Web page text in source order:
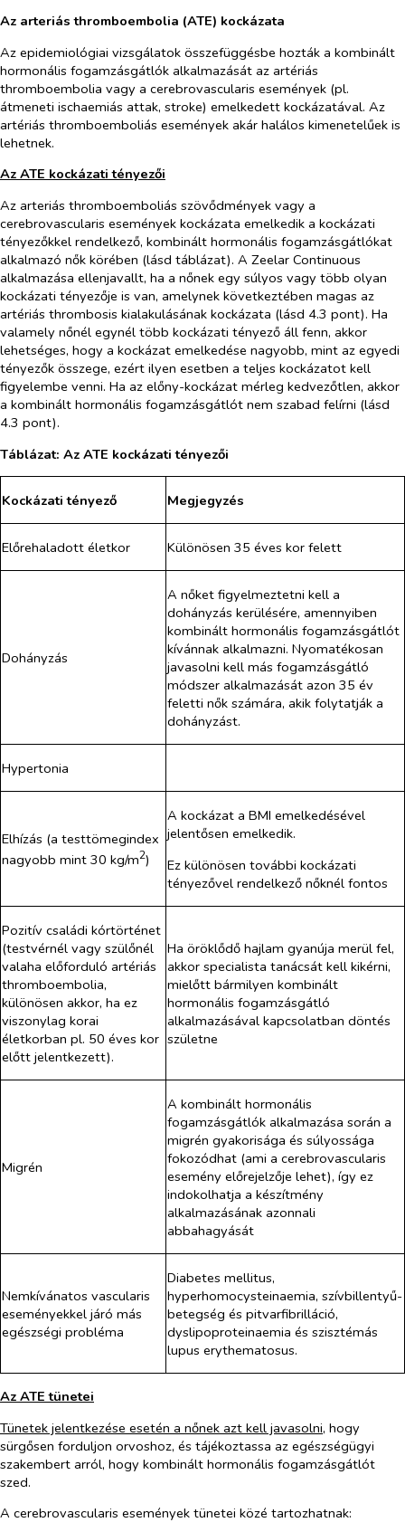
Az arteriás thromboembolia (ATE) kockázata
Az epidemiológiai vizsgálatok összefüggésbe hozták a kombinált
hormonális fogamzásgátlók alkalmazását az artériás
thromboembolia vagy a cerebrovascularis események (pl.
átmeneti ischaemiás attak, stroke) emelkedett kockázatával. Az
artériás thromboemboliás események akár halálos kimenetelűek is
lehetnek.
Az ATE kockázati tényezői
Az arteriás thromboemboliás szövődmények vagy a
cerebrovascularis események kockázata emelkedik a kockázati
tényezőkkel rendelkező, kombinált hormonális fogamzásgátlókat
alkalmazó nők körében (lásd táblázat). A Zeelar Continuous
alkalmazása ellenjavallt, ha a nőnek egy súlyos vagy több olyan
kockázati tényezője is van, amelynek következtében magas az
artériás thrombosis kialakulásának kockázata (lásd 4.3 pont). Ha
valamely nőnél egynél több kockázati tényező áll fenn, akkor
lehetséges, hogy a kockázat emelkedése nagyobb, mint az egyedi
tényezők összege, ezért ilyen esetben a teljes kockázatot kell
figyelembe venni. Ha az előny-kockázat mérleg kedvezőtlen, akkor
a kombinált hormonális fogamzásgátlót nem szabad felírni (lásd
4.3 pont).
Táblázat: Az ATE kockázati tényezői
Kockázati tényező Megjegyzés
Előrehaladott életkor Különösen 35 éves kor felett
Dohányzás
A nőket figyelmeztetni kell a
dohányzás kerülésére, amennyiben
kombinált hormonális fogamzásgátlót
kívánnak alkalmazni. Nyomatékosan
javasolni kell más fogamzásgátló
módszer alkalmazását azon 35 év
feletti nők számára, akik folytatják a
dohányzást.
Hypertonia
Elhízás (a testtömegindex
nagyobb mint 30 kg/m2)
A kockázat a BMI emelkedésével
jelentősen emelkedik.
Ez különösen további kockázati
tényezővel rendelkező nőknél fontos
Pozitív családi kórtörténet
(testvérnél vagy szülőnél
valaha előforduló artériás
thromboembolia,
különösen akkor, ha ez
viszonylag korai
életkorban pl. 50 éves kor
előtt jelentkezett).
Ha öröklődő hajlam gyanúja merül fel,
akkor specialista tanácsát kell kikérni,
mielőtt bármilyen kombinált
hormonális fogamzásgátló
alkalmazásával kapcsolatban döntés
születne
Migrén
A kombinált hormonális
fogamzásgátlók alkalmazása során a
migrén gyakorisága és súlyossága
fokozódhat (ami a cerebrovascularis
esemény előrejelzője lehet), így ez
indokolhatja a készítmény
alkalmazásának azonnali
abbahagyását
Nemkívánatos vascularis
eseményekkel járó más
egészségi probléma
Diabetes mellitus,
hyperhomocysteinaemia, szívbillentyű-
betegség és pitvarfibrilláció,
dyslipoproteinaemia és szisztémás
lupus erythematosus.
Az ATE tünetei
Tünetek jelentkezése esetén a nőnek azt kell javasolni, hogy
sürgősen forduljon orvoshoz, és tájékoztassa az egészségügyi
szakembert arról, hogy kombinált hormonális fogamzásgátlót
szed.
A cerebrovascularis események tünetei közé tartozhatnak: